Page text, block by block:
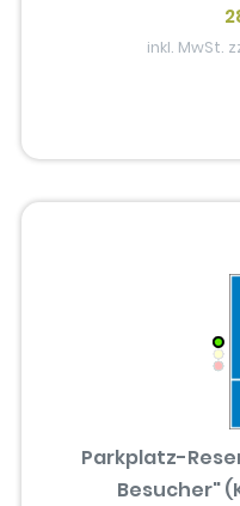
inkl. MwSt.
Parkplatz-
Besucher"